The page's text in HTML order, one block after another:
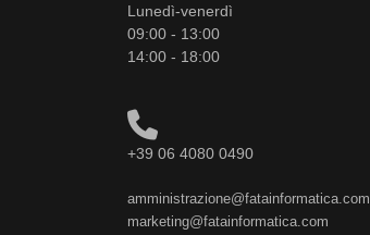
Lunedì-venerdì
09:00 - 13:00
14:00 - 18:00
+39 06 4080 0490
amministrazione@fatainformatica.com
marketing@fatainformatica.com